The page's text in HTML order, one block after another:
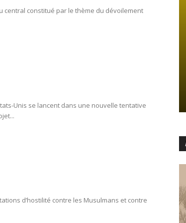
central constitué par le thème du dévoilement
Unis se lancent dans une nouvelle tentative
d’hostilité contre les Musulmans et contre